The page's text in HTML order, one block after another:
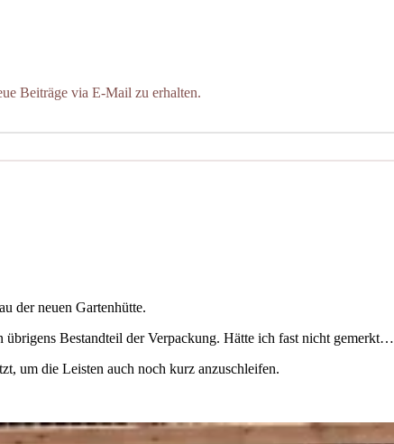
Beiträge via E-Mail zu erhalten.
der neuen Gartenhütte.
Bestandteil der Verpackung. Hätte ich fast nicht gemerkt…
um die Leisten auch noch kurz anzuschleifen.